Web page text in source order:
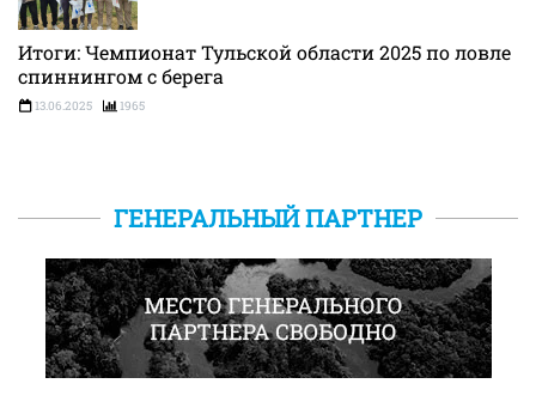
Итоги: Чемпионат Тульской области 2025 по ловле
спиннингом с берега
13.06.2025 1965
ГЕНЕРАЛЬНЫЙ ПАРТНЕР